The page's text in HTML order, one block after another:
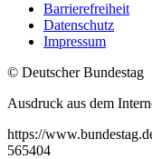
Barrierefreiheit
Datenschutz
Impressum
© Deutscher Bundestag
Ausdruck aus dem
https://
565404